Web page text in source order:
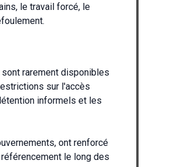
le travail forcé, le
rarement disponibles
sur l'accès
informels et les
ont renforcé
le long des